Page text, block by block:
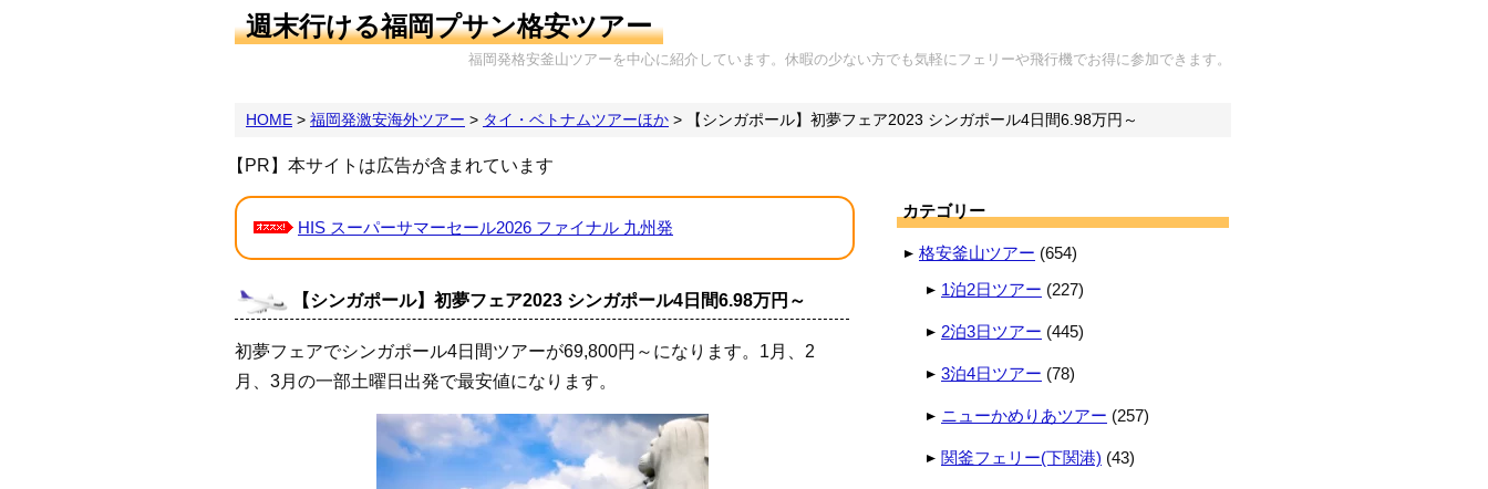
週末行ける福岡プサン格安ツアー
福岡発格安釜山ツアーを中心に紹介しています。休暇の少ない方でも気軽にフェリーや飛行機でお得に参加できます。
HOME > 福岡発激安海外ツアー > タイ・ベトナムツアーほか > 【シンガポール】初夢フェア2023 シンガポール4日間6.98万円～
【PR】本サイトは広告が含まれています
HIS スーパーサマーセール2026 ファイナル 九州発
【シンガポール】初夢フェア2023 シンガポール4日間6.98万円～
初夢フェアでシンガポール4日間ツアーが69,800円～になります。1月、2
月、3月の一部土曜日出発で最安値になります。
カテゴリー
格安釜山ツアー (654)
1泊2日ツアー (227)
2泊3日ツアー (445)
3泊4日ツアー (78)
ニューかめりあツアー (257)
関釜フェリー(下関港) (43)